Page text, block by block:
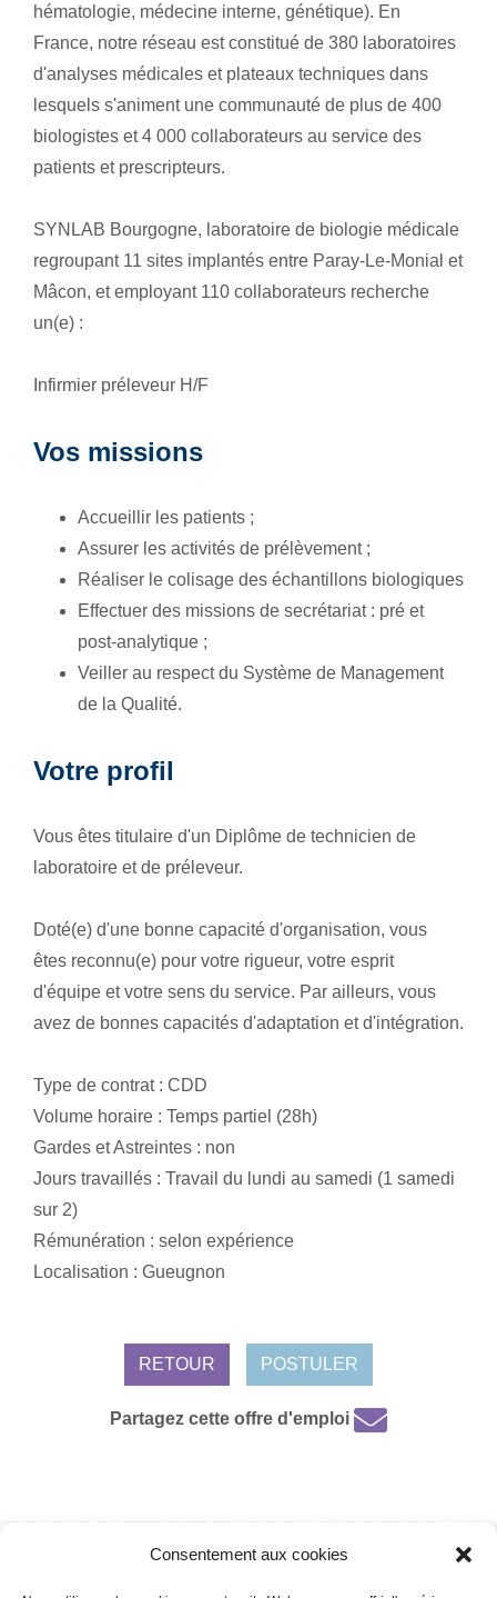
Consentement aux cookies
hématologie, médecine interne, génétique). En
France, notre réseau est constitué de 380 laboratoires
d'analyses médicales et plateaux techniques dans
lesquels s'animent une communauté de plus de 400
biologistes et 4 000 collaborateurs au service des
patients et prescripteurs.
SYNLAB Bourgogne, laboratoire de biologie médicale
regroupant 11 sites implantés entre Paray-Le-Monial et
Mâcon, et employant 110 collaborateurs recherche
un(e) :
Infirmier préleveur H/F
Vos missions
Accueillir les patients ;
Assurer les activités de prélèvement ;
Réaliser le colisage des échantillons biologiques
Effectuer des missions de secrétariat : pré et
post-analytique ;
Veiller au respect du Système de Management
de la Qualité.
Votre profil
Vous êtes titulaire d'un Diplôme de technicien de
laboratoire et de préleveur.
Doté(e) d'une bonne capacité d'organisation, vous
êtes reconnu(e) pour votre rigueur, votre esprit
d'équipe et votre sens du service. Par ailleurs, vous
avez de bonnes capacités d'adaptation et d'intégration.
Type de contrat : CDD
Volume horaire : Temps partiel (28h)
Gardes et Astreintes : non
Jours travaillés : Travail du lundi au samedi (1 samedi
sur 2)
Rémunération : selon expérience
Localisation : Gueugnon
RETOUR POSTULER
Partagez cette offre d'emploi
Protection de données personnelles /